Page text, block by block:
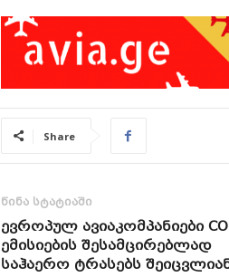
Share
წინა სტატიაში
ევროპულ ავიაკომპანიები
ემისიების შესამცირებლად
საჰაერო ტრასებს